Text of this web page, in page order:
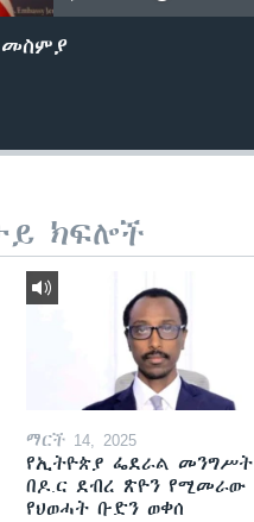
ክፍሎች
ማርች 14, 2025
የኢትዮጵያ ፌደራል መንግሥት
በዶ.ር ደብረ ጽዮን የሚመራው
የህወሓት ቡድን ወቀሰ